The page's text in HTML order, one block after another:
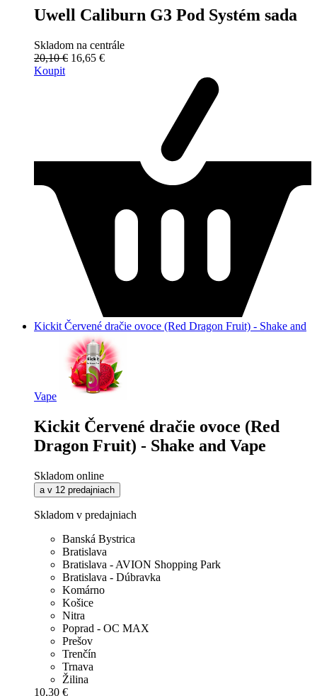
Uwell Caliburn G3 Pod Systém sada
Skladom na centrále
20,10 € 16,65 €
Koupit
Kickit Červené dračie ovoce (Red Dragon Fruit) - Shake and
Vape
Kickit Červené dračie ovoce (Red
Dragon Fruit) - Shake and Vape
Skladom online
a v 12 predajniach
Skladom v predajniach
Banská Bystrica
Bratislava
Bratislava - AVION Shopping Park
Bratislava - Dúbravka
Komárno
Košice
Nitra
Poprad - OC MAX
Prešov
Trenčín
Trnava
Žilina
10,30 €